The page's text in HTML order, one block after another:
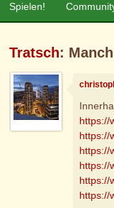
Spielen!
Tratsch:
https://
https://
https://
https://
https://
https://